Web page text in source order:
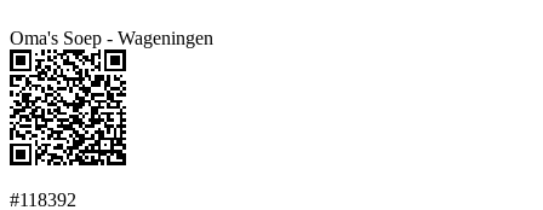
Oma's Soep - Wageningen
#118392